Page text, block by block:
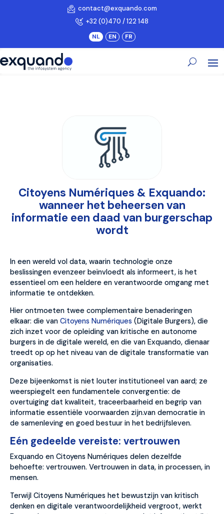
contact@exquando.com
+32 (0)470 / 122 148
Citoyens Numériques & Exquando:
wanneer het beheersen van
informatie een daad van burgerschap
wordt
In een wereld vol data, waarin technologie onze
beslissingen evenzeer beïnvloedt als informeert, is het
essentieel om een ​​heldere en verantwoorde omgang met
informatie te ontdekken.
Hier ontmoeten twee complementaire benaderingen
elkaar: die van Citoyens Numériques (Digitale Burgers), die
zich inzet voor de opleiding van kritische en autonome
burgers in de digitale wereld, en die van Exquando, dienaar
treedt op op het niveau van de digitale transformatie van
organisaties.
Deze bijeenkomst is niet louter institutioneel van aard; ze
weerspiegelt een fundamentele convergentie: de
overtuiging dat kwaliteit, traceerbaarheid en begrip van
informatie essentiële voorwaarden zijn.van democratie in
de samenleving en goed bestuur in het bedrijfsleven.
Eén gedeelde vereiste: vertrouwen
Exquando en Citoyens Numériques delen dezelfde
behoefte: vertrouwen. Vertrouwen in data, in processen, in
mensen.
Terwijl Citoyens Numériques het bewustzijn van kritisch
denken en digitale verantwoordelijkheid vergroot, werkt